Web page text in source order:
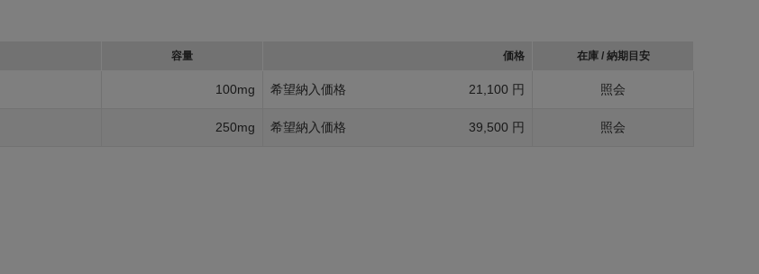
容量 価格 在庫 / 納期目安
100mg 希望納入価格 21,100 円 照会
250mg 希望納入価格 39,500 円 照会